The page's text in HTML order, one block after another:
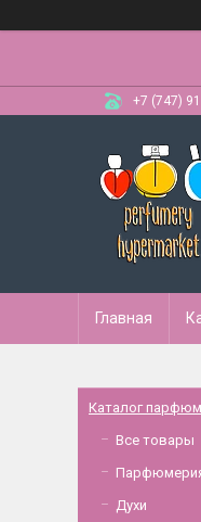
+7 (747)
Главная
Каталог
Все товары
Духи